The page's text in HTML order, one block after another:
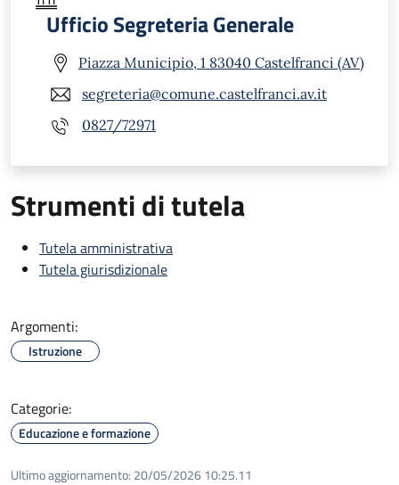
Ufficio Segreteria Generale
Piazza Municipio, 1 83040 Castelfranci (AV)
segreteria@comune.castelfranci.av.it
0827/72971
Strumenti di tutela
Tutela amministrativa
Tutela giurisdizionale
Argomenti:
Istruzione
Categorie:
Educazione e formazione
Ultimo aggiornamento: 20/05/2026 10:25.11